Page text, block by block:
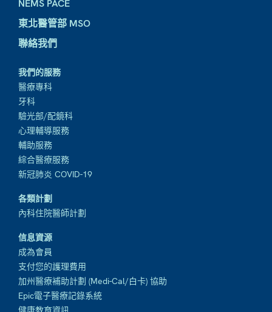
NEMS PACE
東北醫管部 MSO
聯絡我們
我們的服務
醫療專科
牙科
驗光部/配鏡科
心理輔導服務
輔助服務
綜合醫療服務
新冠肺炎 COVID-19
各類計劃
內科住院醫師計劃
信息資源
成為會員
支付您的護理費用
加州醫療補助計劃 (Medi-Cal/白卡) 協助
Epic電子醫療記錄系統